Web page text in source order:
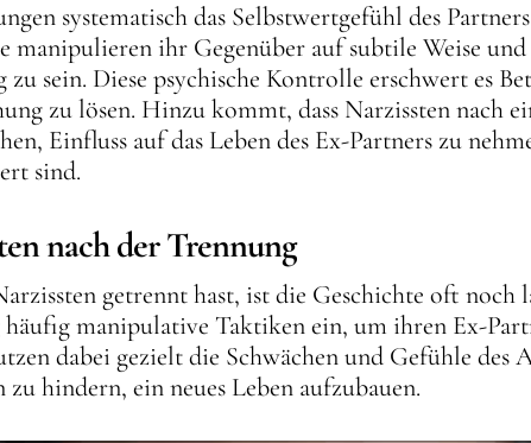
systematisch das Selbstwertgefühl des
manipulieren ihr Gegenüber auf subtile Weise und
sein. Diese psychische Kontrolle erschwert es
zu lösen. Hinzu kommt, dass Narzissten nach
Einfluss auf das Leben des Ex-Partners zu
sind.
nach der Trennung
getrennt hast, ist die Geschichte oft noch
häufig manipulative Taktiken ein, um ihren Ex-
dabei gezielt die Schwächen und Gefühle des
hindern, ein neues Leben aufzubauen.